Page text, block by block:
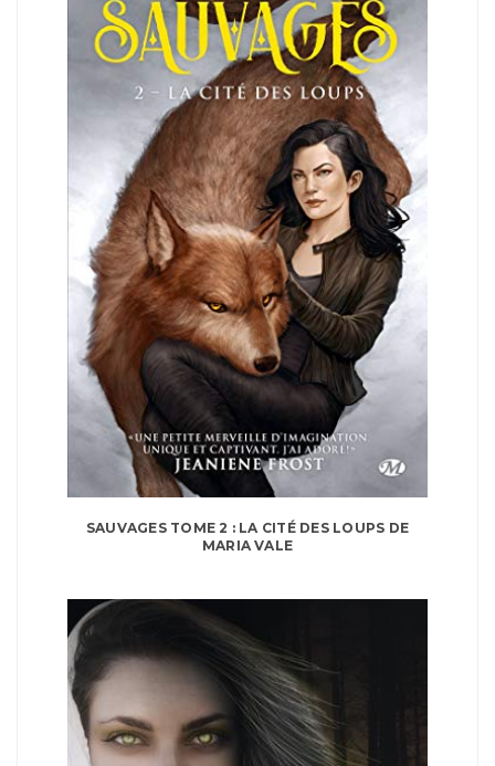
SAUVAGES TOME 2 : LA CITÉ DES LOUPS DE
MARIA VALE